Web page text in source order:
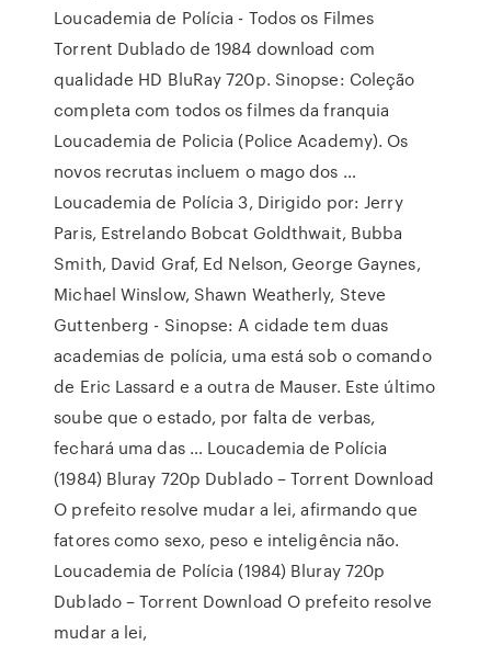
Loucademia de Polícia - Todos os Filmes
Torrent Dublado de 1984 download com
qualidade HD BluRay 720p. Sinopse: Coleção
completa com todos os filmes da franquia
Loucademia de Policia (Police Academy). Os
novos recrutas incluem o mago dos …
Loucademia de Polícia 3, Dirigido por: Jerry
Paris, Estrelando Bobcat Goldthwait, Bubba
Smith, David Graf, Ed Nelson, George Gaynes,
Michael Winslow, Shawn Weatherly, Steve
Guttenberg - Sinopse: A cidade tem duas
academias de polícia, uma está sob o comando
de Eric Lassard e a outra de Mauser. Este último
soube que o estado, por falta de verbas,
fechará uma das … Loucademia de Polícia
(1984) Bluray 720p Dublado – Torrent Download
O prefeito resolve mudar a lei, afirmando que
fatores como sexo, peso e inteligência não.
Loucademia de Polícia (1984) Bluray 720p
Dublado – Torrent Download O prefeito resolve
mudar a lei,